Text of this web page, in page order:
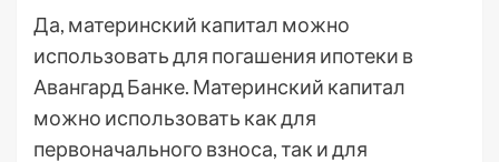
Да, материнский капитал можно
использовать для погашения ипотеки в
Авангард Банке. Материнский капитал
можно использовать как для
первоначального взноса, так и для